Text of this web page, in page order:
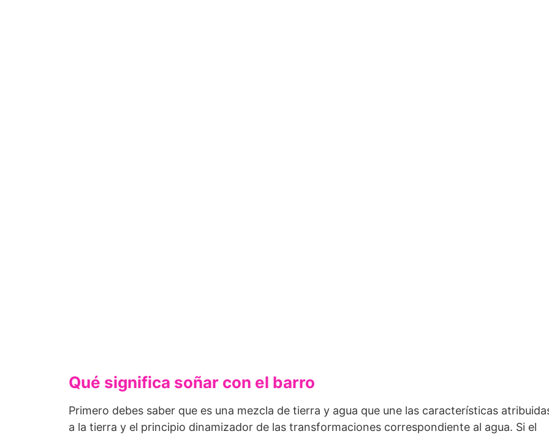
Qué significa soñar con el barro
Primero debes saber que es una mezcla de tierra y agua que une las características
a la tierra y el principio dinamizador de las transformaciones correspondiente al agua. Si el